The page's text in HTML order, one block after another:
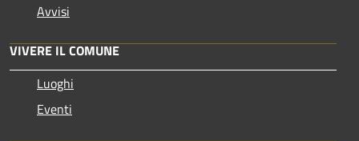
Avvisi
VIVERE IL COMUNE
Luoghi
Eventi